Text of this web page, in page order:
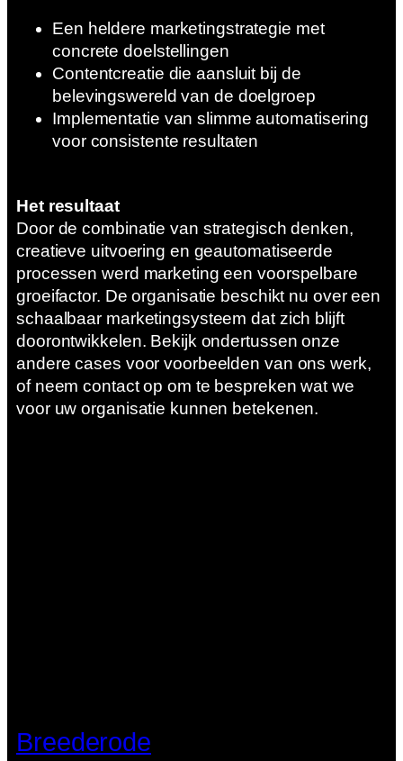
Een heldere marketingstrategie met
concrete doelstellingen
Contentcreatie die aansluit bij de
belevingswereld van de doelgroep
Implementatie van slimme automatisering
voor consistente resultaten
Het resultaat
Door de combinatie van strategisch denken,
creatieve uitvoering en geautomatiseerde
processen werd marketing een voorspelbare
groeifactor. De organisatie beschikt nu over een
schaalbaar marketingsysteem dat zich blijft
doorontwikkelen. Bekijk ondertussen onze
andere cases voor voorbeelden van ons werk,
of neem contact op om te bespreken wat we
voor uw organisatie kunnen betekenen.
Breederode